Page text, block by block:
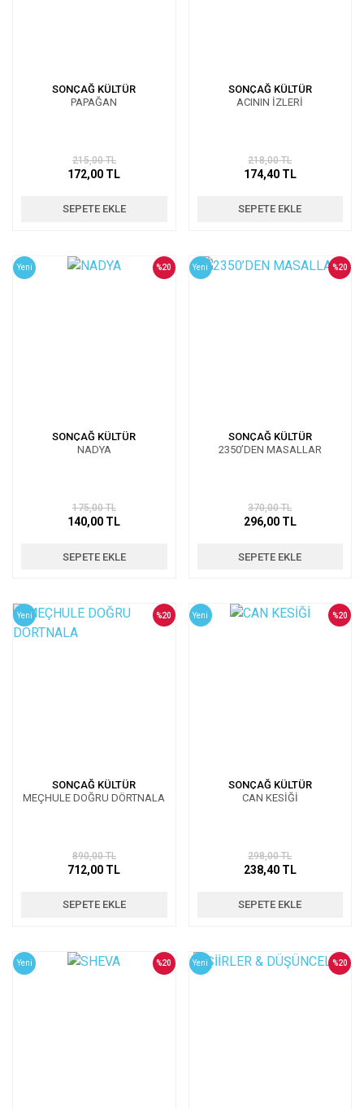
SONÇAĞ KÜLTÜR
PAPAĞAN
215,00 TL
172,00 TL
SEPETE EKLE
SONÇAĞ KÜLTÜR
ACININ İZLERİ
218,00 TL
174,40 TL
SEPETE EKLE
Yeni
SONÇAĞ KÜLTÜR
NADYA
%20
175,00 TL
140,00 TL
SEPETE EKLE
Yeni
SONÇAĞ KÜLTÜR
2350’DEN MASALLAR
%20
370,00 TL
296,00 TL
SEPETE EKLE
Yeni
SONÇAĞ KÜLTÜR
MEÇHULE DOĞRU DÖRTNALA
%20
890,00 TL
712,00 TL
SEPETE EKLE
Yeni
SONÇAĞ KÜLTÜR
CAN KESİĞİ
%20
298,00 TL
238,40 TL
SEPETE EKLE
Yeni %20 Yeni %20